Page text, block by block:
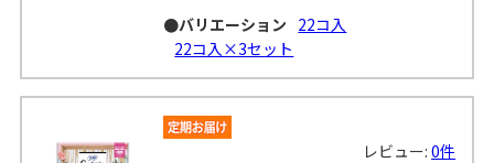
●バリエーション 22コ入
22コ入×3セット
レビュー:0件